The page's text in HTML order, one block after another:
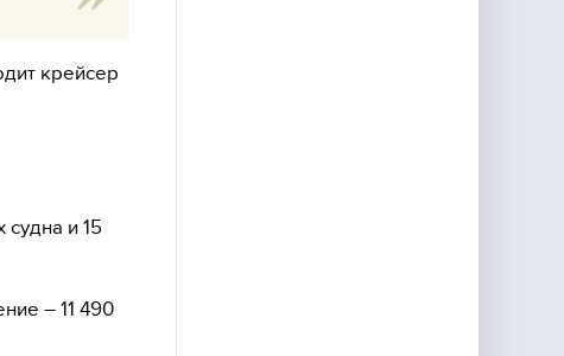
крейсер
и 15
– 11 490